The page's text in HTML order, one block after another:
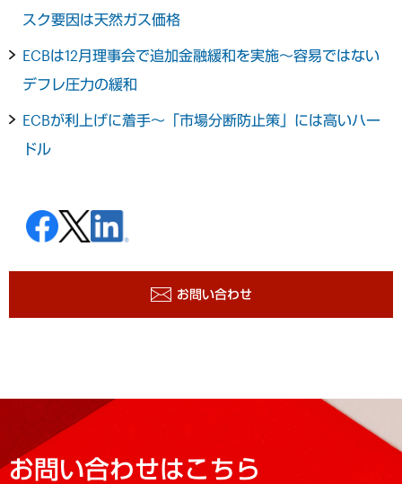
スク要因は天然ガス価格
ECBは12月理事会で追加金融緩和を実施～容易ではない
デフレ圧力の緩和
ECBが利上げに着手～「市場分断防止策」には高いハー
ドル
お問い合わせ
お問い合わせはこちら